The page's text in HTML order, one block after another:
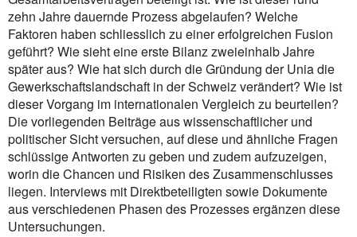
zehn Jahre dauernde Prozess abgelaufen? Welche
Faktoren haben schliesslich zu einer erfolgreichen Fusion
geführt? Wie sieht eine erste Bilanz zweieinhalb Jahre
später aus? Wie hat sich durch die Gründung der Unia die
Gewerkschaftslandschaft in der Schweiz verändert? Wie ist
dieser Vorgang im internationalen Vergleich zu beurteilen?
Die vorliegenden Beiträge aus wissenschaftlicher und
politischer Sicht versuchen, auf diese und ähnliche Fragen
schlüssige Antworten zu geben und zudem aufzuzeigen,
worin die Chancen und Risiken des Zusammenschlusses
liegen. Interviews mit Direktbeteiligten sowie Dokumente
aus verschiedenen Phasen des Prozesses ergänzen diese
Untersuchungen.